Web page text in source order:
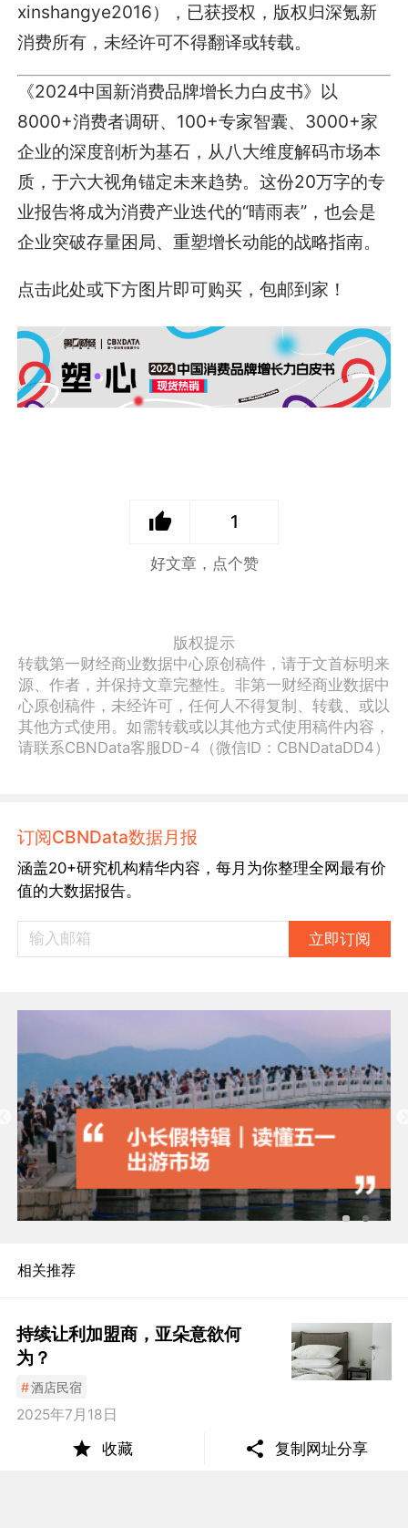
xinshangye2016），已获授权，版权归深氪新
消费所有，未经许可不得翻译或转载。
《2024中国新消费品牌增长力白皮书》以
8000+消费者调研、100+专家智囊、3000+家
企业的深度剖析为基石，从八大维度解码市场本
质，于六大视角锚定未来趋势。这份20万字的专
业报告将成为消费产业迭代的“晴雨表”，也会是
企业突破存量困局、重塑增长动能的战略指南。
点击此处或下方图片即可购买，包邮到家！
1
好文章，点个赞
版权提示
转载第一财经商业数据中心原创稿件，请于文首标明来
源、作者，并保持文章完整性。非第一财经商业数据中
心原创稿件，未经许可，任何人不得复制、转载、或以
其他方式使用。如需转载或以其他方式使用稿件内容，
请联系CBNData客服DD-4（微信ID：CBNDataDD4）
订阅CBNData数据月报
涵盖20+研究机构精华内容，每月为你整理全网最有价
值的大数据报告。
立即订阅
相关推荐
持续让利加盟商，亚朵意欲何
为？
#酒店民宿
2025年7月18日
收藏 复制网址分享